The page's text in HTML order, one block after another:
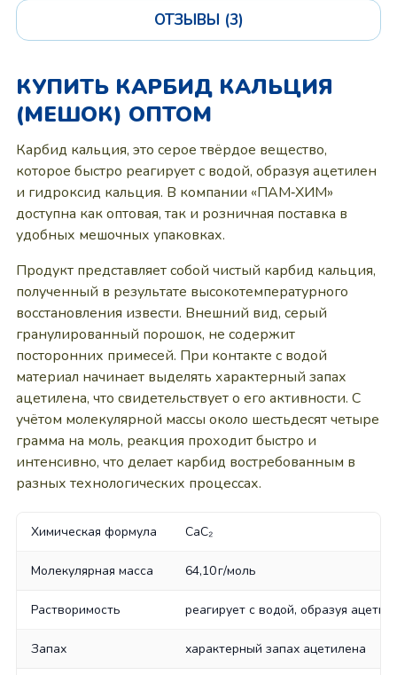
ОТЗЫВЫ (3)
КУПИТЬ КАРБИД КАЛЬЦИЯ
(МЕШОК) ОПТОМ
Карбид кальция, это серое твёрдое вещество,
которое быстро реагирует с водой, образуя ацетилен
и гидроксид кальция. В компании «ПАМ‑ХИМ»
доступна как оптовая, так и розничная поставка в
удобных мешочных упаковках.
Продукт представляет собой чистый карбид кальция,
полученный в результате высокотемпературного
восстановления извести. Внешний вид, серый
гранулированный порошок, не содержит
посторонних примесей. При контакте с водой
материал начинает выделять характерный запах
ацетилена, что свидетельствует о его активности. С
учётом молекулярной массы около шестьдесят четыре
грамма на моль, реакция проходит быстро и
интенсивно, что делает карбид востребованным в
разных технологических процессах.
Химическая формула CaC₂
Молекулярная масса 64,10 г/моль
Растворимость реагирует с водой, образуя
Запах характерный запах ацетилена